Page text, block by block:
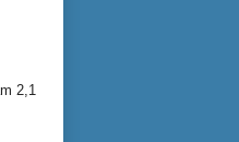
2,1